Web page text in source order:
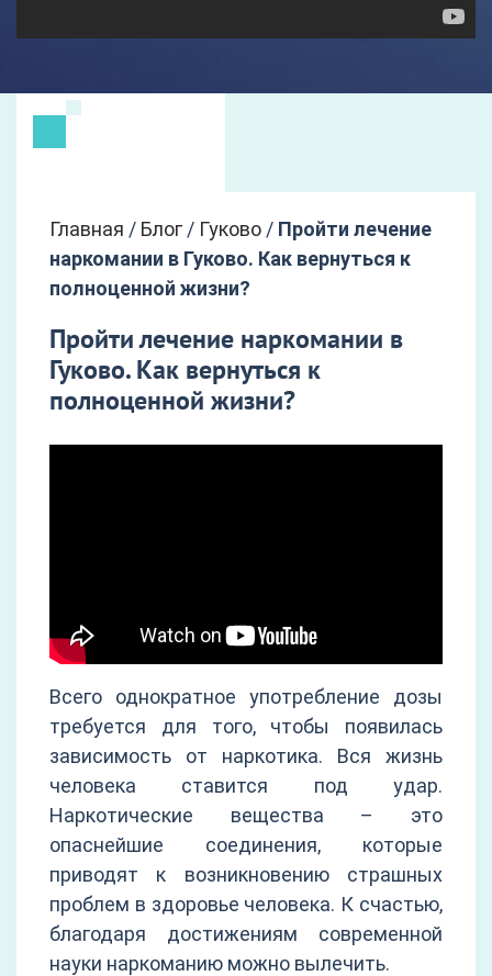
Главная / Блог / Гуково / Пройти лечение
наркомании в Гуково. Как вернуться к
полноценной жизни?
Пройти лечение наркомании в
Гуково. Как вернуться к
полноценной жизни?
Всего однократное употребление дозы
требуется для того, чтобы появилась
зависимость от наркотика. Вся жизнь
человека ставится под удар.
Наркотические вещества – это
опаснейшие соединения, которые
приводят к возникновению страшных
проблем в здоровье человека. К счастью,
благодаря достижениям современной
науки наркоманию можно вылечить.